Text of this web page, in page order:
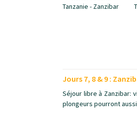
Jours 7, 8 & 9 :
Séjour libre à Zanzibar:
plongeurs pourront